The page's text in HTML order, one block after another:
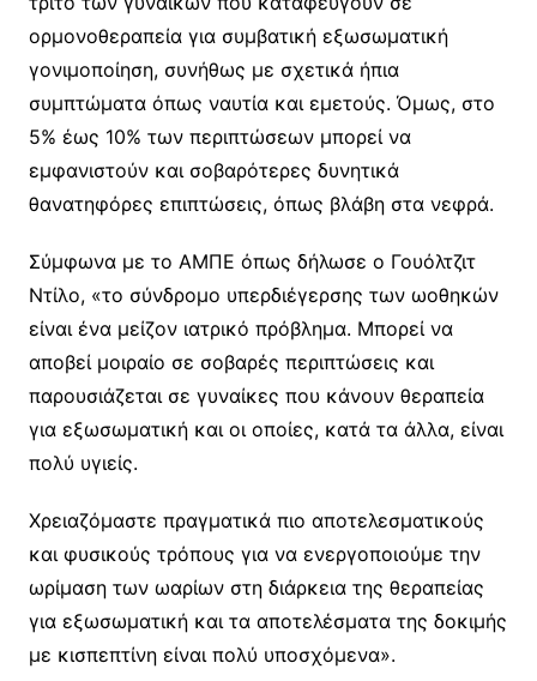
ορμονοθεραπεία για συμβατική εξωσωματική
γονιμοποίηση, συνήθως με σχετικά ήπια
συμπτώματα όπως ναυτία και εμετούς. Όμως, στο
5% έως 10% των περιπτώσεων μπορεί να
εμφανιστούν και σοβαρότερες δυνητικά
θανατηφόρες επιπτώσεις, όπως βλάβη στα νεφρά.
Σύμφωνα με το ΑΜΠΕ όπως δήλωσε ο Γουόλτζιτ
Ντίλο, «το σύνδρομο υπερδιέγερσης των ωοθηκών
είναι ένα μείζον ιατρικό πρόβλημα. Μπορεί να
αποβεί μοιραίο σε σοβαρές περιπτώσεις και
παρουσιάζεται σε γυναίκες που κάνουν θεραπεία
για εξωσωματική και οι οποίες, κατά τα άλλα, είναι
πολύ υγιείς.
Χρειαζόμαστε πραγματικά πιο αποτελεσματικούς
και φυσικούς τρόπους για να ενεργοποιούμε την
ωρίμαση των ωαρίων στη διάρκεια της θεραπείας
για εξωσωματική και τα αποτελέσματα της δοκιμής
με κισπεπτίνη είναι πολύ υποσχόμενα».